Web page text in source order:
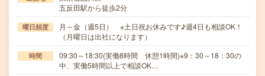
五反田駅から徒歩2分
曜日頻度
月～金（週5日） ※土日祝お休みです♪週4日も相談OK！
（月曜日は出社になります）
時間
09:30～18:30(実働8時間 休憩1時間)※9：30～18：30の
中、実働5時間以上で相談OK…